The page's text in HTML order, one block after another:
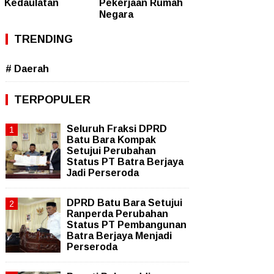
Kedaulatan
Pekerjaan Rumah
Negara
TRENDING
# Daerah
TERPOPULER
Seluruh Fraksi DPRD
Batu Bara Kompak
Setujui Perubahan
Status PT Batra Berjaya
Jadi Perseroda
DPRD Batu Bara Setujui
Ranperda Perubahan
Status PT Pembangunan
Batra Berjaya Menjadi
Perseroda